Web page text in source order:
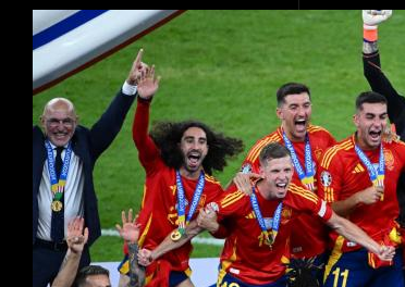
Voir
l'image
agrandie